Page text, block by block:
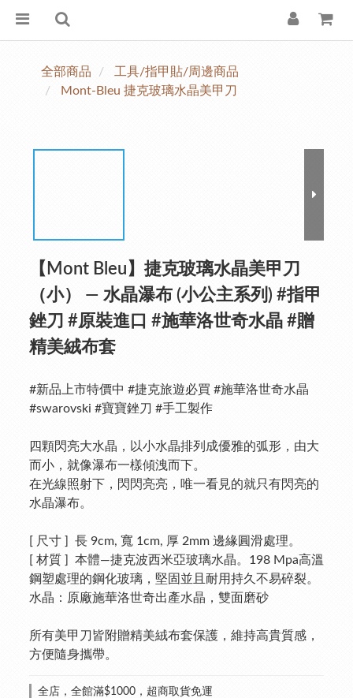
全部商品
工具/指甲貼/周邊商品
Mont-Bleu 捷克玻璃水晶美甲刀
【Mont Bleu】捷克玻璃水晶美甲刀
（小） — 水晶瀑布 (小公主系列) #指甲
銼刀 #原裝進口 #施華洛世奇水晶 #贈
精美絨布套
#新品上市特價中 #捷克旅遊必買 #施華洛世奇水晶
#swarovski #寶寶銼刀 #手工製作
四顆閃亮大水晶，以小水晶排列成優雅的弧形，由大
而小，就像瀑布一樣傾洩而下。
在光線照射下，閃閃亮亮，唯一看見的就只有閃亮的
水晶瀑布。
[ 尺寸 ]  長 9cm, 寬 1cm, 厚 2mm 邊緣圓滑處理。
[ 材質 ]  本體—捷克波西米亞玻璃水晶。198 Mpa高溫
鋼塑處理的鋼化玻璃，堅固並且耐用持久不易碎裂。
水晶：原廠施華洛世奇出產水晶，雙面磨砂
所有美甲刀皆附贈精美絨布套保護，維持高貴質感，
方便隨身攜帶。
全店，全館滿$1000，超商取貨免運